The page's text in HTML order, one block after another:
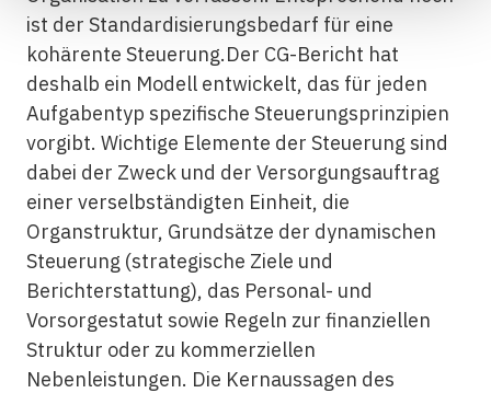
ist der Standardisierungsbedarf für eine
kohärente Steuerung.Der CG-Bericht hat
deshalb ein Modell entwickelt, das für jeden
Aufgabentyp spezifische Steuerungsprinzipien
vorgibt. Wichtige Elemente der Steuerung sind
dabei der Zweck und der Versorgungsauftrag
einer verselbständigten Einheit, die
Organstruktur, Grundsätze der dynamischen
Steuerung (strategische Ziele und
Berichterstattung), das Personal- und
Vorsorgestatut sowie Regeln zur finanziellen
Struktur oder zu kommerziellen
Nebenleistungen. Die Kernaussagen des